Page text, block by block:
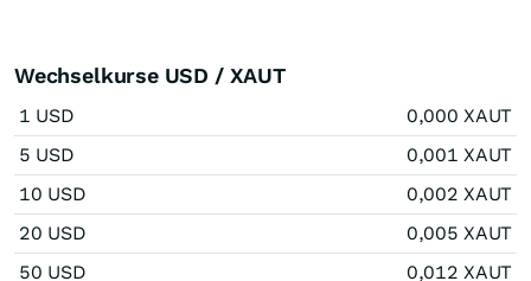
Wechselkurse USD / XAUT
1 USD
0,000 XAUT
5 USD
0,001 XAUT
10 USD
0,002 XAUT
20 USD
0,005 XAUT
50 USD
0,012 XAUT